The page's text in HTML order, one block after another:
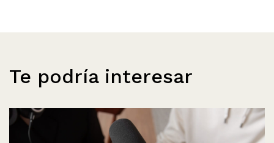
Te podría interesar